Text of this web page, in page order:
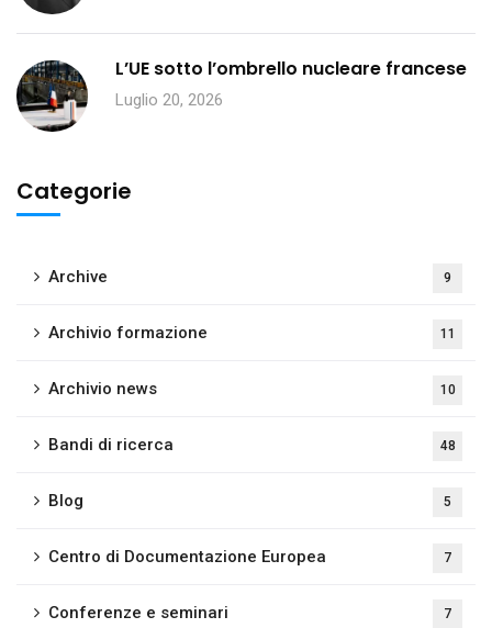
L’UE sotto l’ombrello nucleare francese
Luglio 20, 2026
Categorie
Archive 9
Archivio formazione 11
Archivio news 10
Bandi di ricerca 48
Blog 5
Centro di Documentazione Europea 7
Conferenze e seminari 7